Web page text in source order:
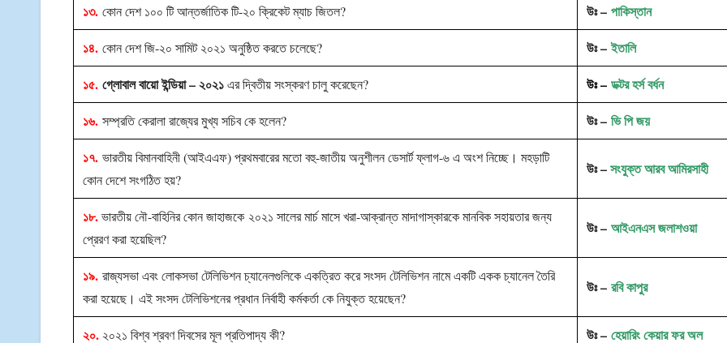
১৩. কোন দেশ ১০০ টি আন্তর্জাতিক টি-২০ ক্রিকেট ম্যাচ জিতল? উঃ – পাকিস্তান
১৪. কোন দেশ জি-২০ সামিট ২০২১ অনুষ্ঠিত করতে চলেছে? উঃ –ইতালি
১৫. গ্লোবাল বায়ো ইন্ডিয়া – ২০২১এর দ্বিতীয় সংস্করণ চালু করেছেন? উঃ – ডক্টর হর্স বর্ধন
১৬. সম্প্রতি কেরালা রাজ্যের মুখ্য সচিব কে হলেন? উঃ – ভি পি জয়
১৭. ভারতীয় বিমানবাহিনী (আইএএফ) প্রথমবারের মতো বহু-জাতীয় অনুশীলন ডেসার্ট ফ্লাগ-৬ এ অংশ নিচ্ছে। মহড়াটি
কোন দেশে সংগঠিত হয়?
উঃ –সংযুক্ত আরব আমিরসাহী
১৮.ভারতীয় নৌ-বাহিনির কোন জাহাজকে ২০২১ সালের মার্চ মাসে খরা-আক্রান্ত মাদাগাস্কারকে মানবিক সহায়তার জন্য
প্রেরণ করা হয়েছিল?
উঃ – আইএনএস জলাশওয়া
১৯. রাজ্যসভা এবং লোকসভা টেলিভিশন চ্যানেলগুলিকে একত্রিত করে সংসদ টেলিভিশন নামে একটি একক চ্যানেল তৈরি
করা হয়েছে। এই সংসদ টেলিভিশনের প্রধান নির্বাহী কর্মকর্তা কে নিযুক্ত হয়েছেন?
উঃ – রবি কাপুর
২০. ২০২১ বিশ্ব শ্রবণ দিবসের মূল প্রতিপাদ্য কী? উঃ – হেয়ারিং কেয়ার ফর অল